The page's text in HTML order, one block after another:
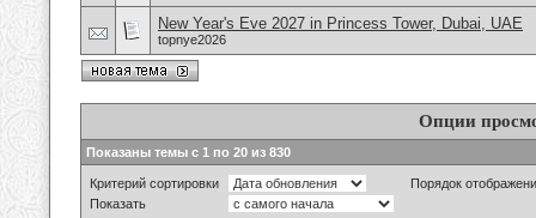
New Year's Eve 2027 in Princess Tower, Dubai, UAE
topnye2026
Опции
Показаны темы с 1 по 20 из 830
Критерий сортировки
Порядок
Показать